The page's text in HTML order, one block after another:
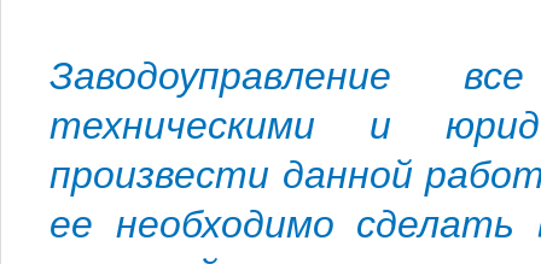
Заводоуправление
техническими и
произвести данной
ее необходимо сделать